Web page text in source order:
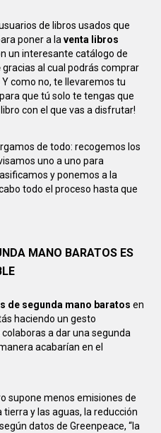
de libros usados que
poner a laventa libros
un interesante catálogo de
gracias al cual podrás comprar
como no, te llevaremos tu
que tú solo te tengas que
con el que vas a disfrutar!
de todo: recogemos los
uno a uno para
y ponemos a la
todo el proceso hasta que
MANO BARATOS ES
de segunda mano baratos en
haciendo un gesto
a dar una segunda
acabarían en el
supone menos emisiones de
y las aguas, la reducción
datos de Greenpeace, “la